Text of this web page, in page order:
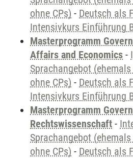
ohne CPs) - Deutsch als
Intensivkurs Einführung
Masterprogramm
Affairs and Economics -
Sprachangebot
ohne CPs) - Deutsch als
Intensivkurs Einführung
Masterprogramm
Rechtswissenschaft -
Sprachangebot
ohne CPs) - Deutsch als